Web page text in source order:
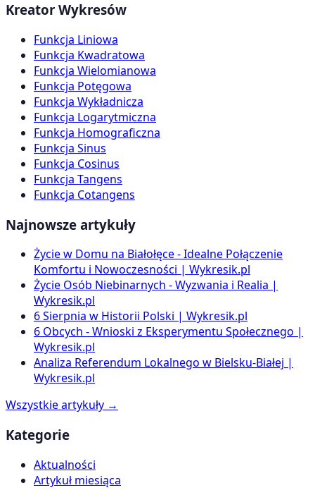
Kreator Wykresów
Funkcja Liniowa
Funkcja Kwadratowa
Funkcja Wielomianowa
Funkcja Potęgowa
Funkcja Wykładnicza
Funkcja Logarytmiczna
Funkcja Homograficzna
Funkcja Sinus
Funkcja Cosinus
Funkcja Tangens
Funkcja Cotangens
Najnowsze artykuły
Życie w Domu na Białołęce - Idealne Połączenie
Komfortu i Nowoczesności | Wykresik.pl
Życie Osób Niebinarnych - Wyzwania i Realia |
Wykresik.pl
6 Sierpnia w Historii Polski | Wykresik.pl
6 Obcych - Wnioski z Eksperymentu Społecznego |
Wykresik.pl
Analiza Referendum Lokalnego w Bielsku-Białej |
Wykresik.pl
Wszystkie artykuły →
Kategorie
Aktualności
Artykuł miesiąca